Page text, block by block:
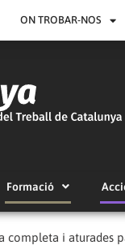
ON TROBAR-NOS
Formació
completa i